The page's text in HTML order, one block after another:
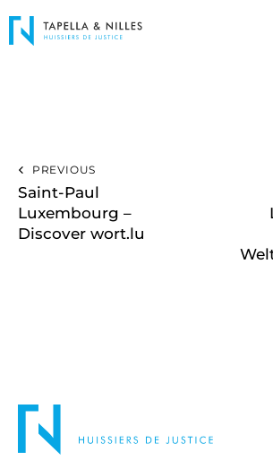
PREVIOUS
Saint-Paul
Luxembourg –
Discover wort.lu